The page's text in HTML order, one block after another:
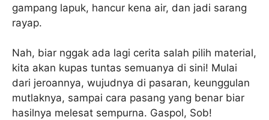
gampang lapuk, hancur kena air, dan jadi sarang
rayap.
Nah, biar nggak ada lagi cerita salah pilih material,
kita akan kupas tuntas semuanya di sini! Mulai
dari jeroannya, wujudnya di pasaran, keunggulan
mutlaknya, sampai cara pasang yang benar biar
hasilnya melesat sempurna. Gaspol, Sob!